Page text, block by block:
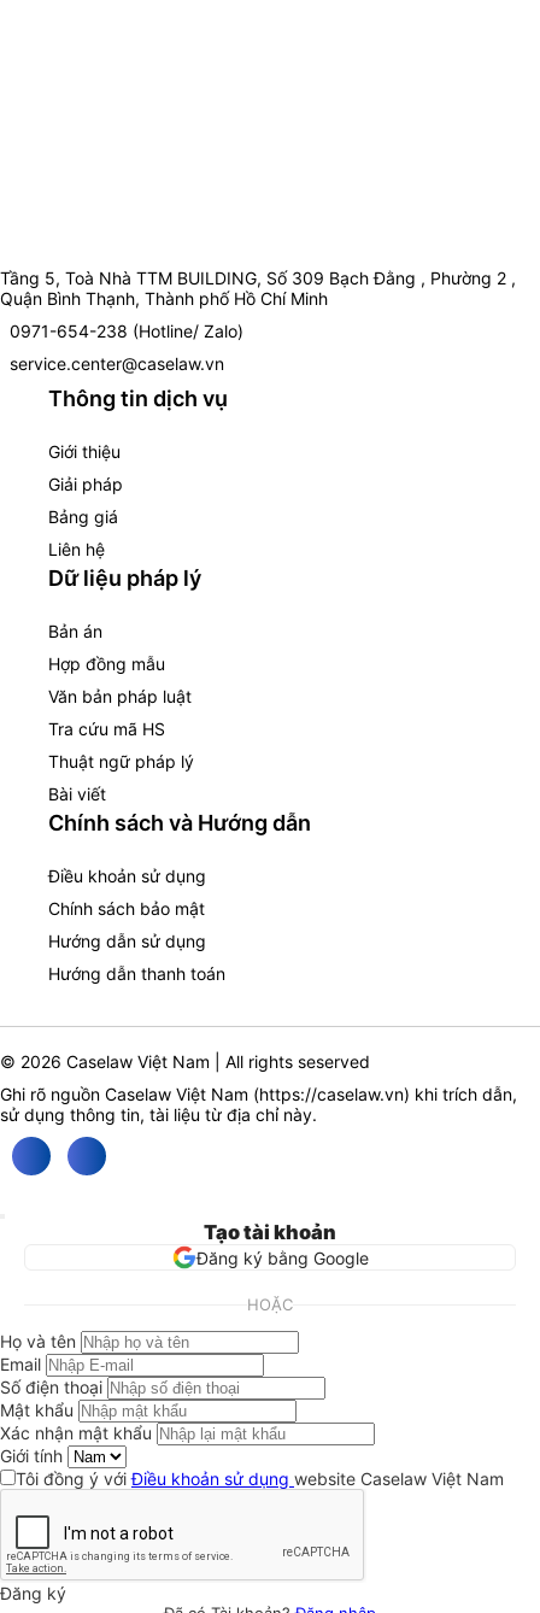
Tầng 5, Toà Nhà TTM BUILDING, Số 309 Bạch Đằng , Phường 2 ,
Quận Bình Thạnh, Thành phố Hồ Chí Minh
0971-654-238 (Hotline/ Zalo)
service.center@caselaw.vn
Thông tin dịch vụ
Giới thiệu
Giải pháp
Bảng giá
Liên hệ
Dữ liệu pháp lý
Bản án
Hợp đồng mẫu
Văn bản pháp luật
Tra cứu mã HS
Thuật ngữ pháp lý
Bài viết
Chính sách và Hướng dẫn
Điều khoản sử dụng
Chính sách bảo mật
Hướng dẫn sử dụng
Hướng dẫn thanh toán
© 2026 Caselaw Việt Nam | All rights seserved
Ghi rõ nguồn Caselaw Việt Nam (https://caselaw.vn) khi trích dẫn,
sử dụng thông tin, tài liệu từ địa chỉ này.
Tạo tài khoản
Đăng ký bằng Google
HOẶC
Họ và tên
Email
Số điện thoại
Mật khẩu
Xác nhận mật khẩu
Giới tính
Tôi đồng ý vớiĐiều khoản sử dụng website Caselaw Việt Nam
Đăng ký